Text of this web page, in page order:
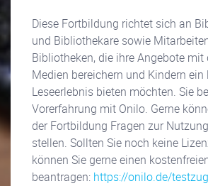
Diese Fortbildung richtet sich an
und Bibliothekare sowie
Bibliotheken, die ihre Angebote
Medien bereichern und Kindern
Leseerlebnis bieten möchten. Sie
Vorerfahrung mit Onilo. Gerne
der Fortbildung Fragen zur
stellen. Sollten Sie noch keine
können Sie gerne einen
beantragen: https://onilo.de/